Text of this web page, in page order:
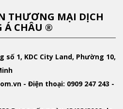
THƯƠNG MẠI DỊCH
Á CHÂU ®
số 1, KDC City Land, Phường 10,
- Điện thoại: 0909 247 243 -